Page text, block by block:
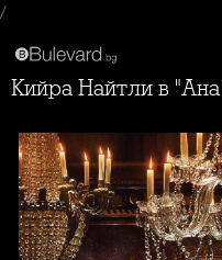
/
Кийра Найтли в